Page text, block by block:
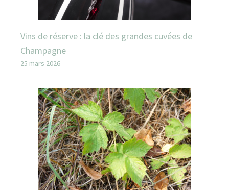
Vins de réserve : la clé des grandes cuvées de
Champagne
25 mars 2026